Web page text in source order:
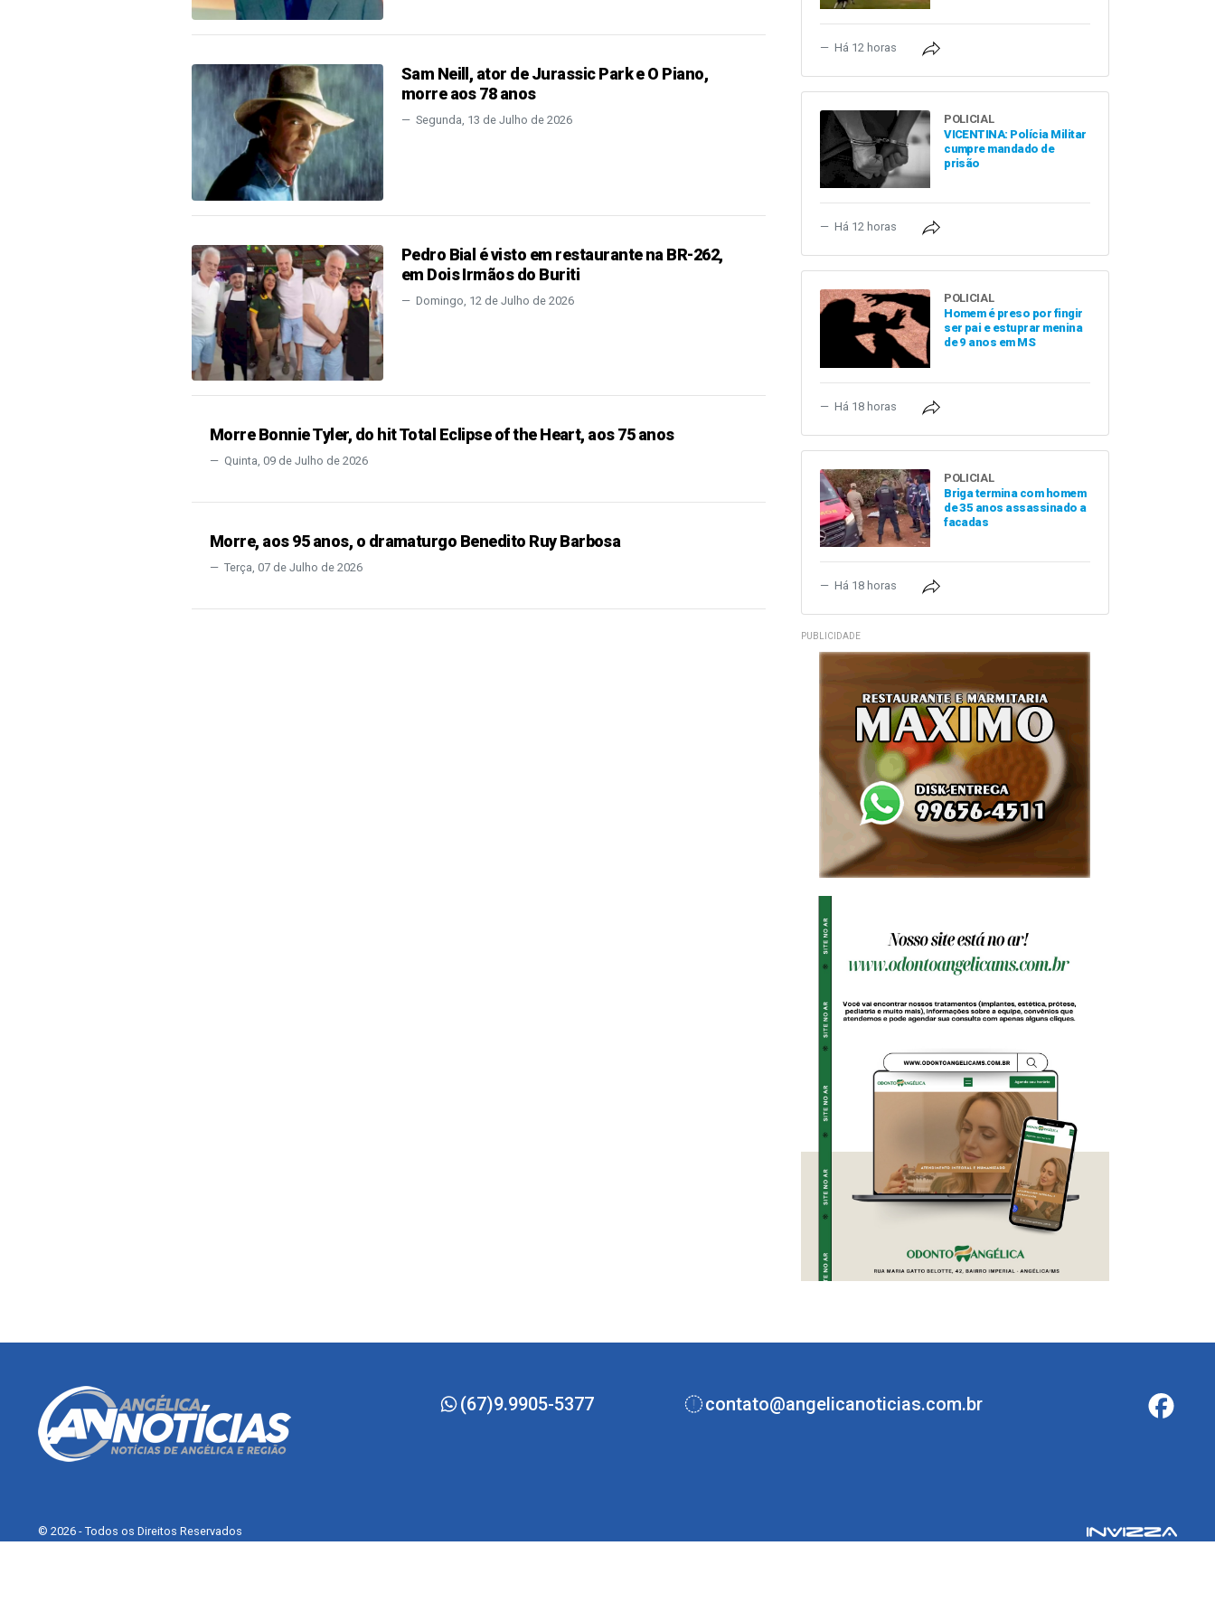
Sam Neill, ator de Jurassic Park e O Piano,
morre aos 78 anos
Segunda, 13 de Julho de 2026
Pedro Bial é visto em restaurante na BR-262,
em Dois Irmãos do Buriti
Domingo, 12 de Julho de 2026
Morre Bonnie Tyler, do hit Total Eclipse of the Heart, aos 75 anos
Quinta, 09 de Julho de 2026
Morre, aos 95 anos, o dramaturgo Benedito Ruy Barbosa
Terça, 07 de Julho de 2026
Há 12 horas
POLICIAL
VICENTINA: Polícia Militar
cumpre mandado de
prisão
Há 12 horas
POLICIAL
Homem é preso por fingir
ser pai e estuprar menina
de 9 anos em MS
Há 18 horas
POLICIAL
Briga termina com homem
de 35 anos assassinado a
facadas
Há 18 horas
PUBLICIDADE
(67)9.9905-5377 contato@angelicanoticias.com.br
© 2026 - Todos os Direitos Reservados